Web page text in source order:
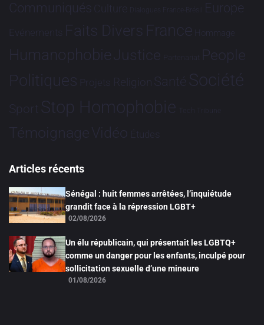
Communiqués Culture Dialogues France-Brésil Europe
Evénements Faits Divers France Hommage
HumanophobieJustice Partenariat People
Politiques Projets Religion Santé Société
Sport Stop Homophobie Tech Tribune
TémoignageVidéo Études
Articles récents
Sénégal : huit femmes arrêtées, l’inquiétude
grandit face à la répression LGBT+
02/08/2026
Un élu républicain, qui présentait les LGBTQ+
comme un danger pour les enfants, inculpé pour
sollicitation sexuelle d’une mineure
01/08/2026